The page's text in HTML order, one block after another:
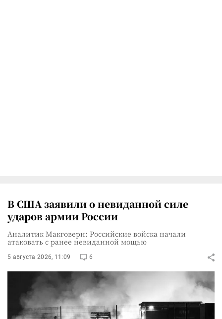
В США заявили о невиданной силе
ударов армии России
Аналитик Макговерн: Российские войска начали
атаковать с ранее невиданной мощью
5 августа 2026, 11:09 6